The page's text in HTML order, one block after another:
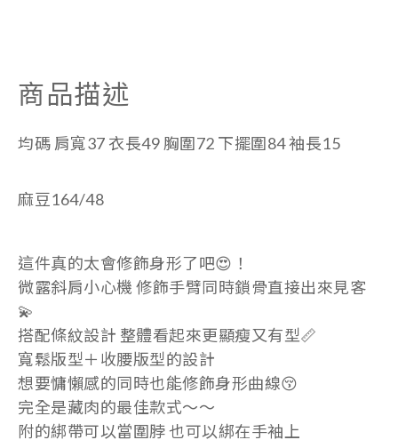
商品描述
均碼 肩寬37 衣長49 胸圍72 下擺圍84 袖長15
麻豆164/48
這件真的太會修飾身形了吧😍！
微露斜肩小心機 修飾手臂同時鎖骨直接出來見客
💫
搭配條紋設計 整體看起來更顯瘦又有型📏
寬鬆版型＋收腰版型的設計
想要慵懶感的同時也能修飾身形曲線😚
完全是藏肉的最佳款式～～
附的綁帶可以當圍脖 也可以綁在手袖上